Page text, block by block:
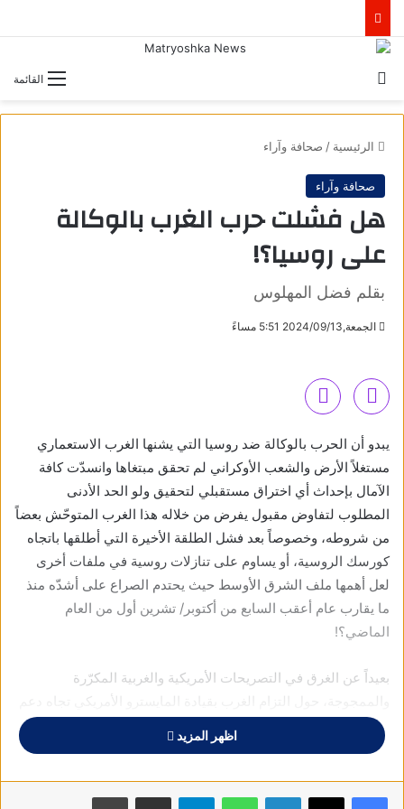
القائمة
الرئيسية / صحافة وآراء
صحافة وآراء
هل فشلت حرب الغرب بالوكالة
على روسيا؟!
بقلم فضل المهلوس
الجمعة,2024/09/13 5:51 مساءً
يبدو أن الحرب بالوكالة ضد روسيا التي يشنها الغرب الاستعماري
مستغلاً الأرض والشعب الأوكراني لم تحقق مبتغاها وانسدّت كافة
الآمال بإحداث أي اختراق مستقبلي لتحقيق ولو الحد الأدنى
المطلوب لتفاوض مقبول يفرض من خلاله هذا الغرب المتوحّش بعضاً
من شروطه، وخصوصاً بعد فشل الطلقة الأخيرة التي أطلقها باتجاه
كورسك الروسية، أو يساوم على تنازلات روسية في ملفات أخرى
لعل أهمها ملف الشرق الأوسط حيث يحتدم الصراع على أشدّه منذ
ما يقارب عام أعقب السابع من أكتوبر/ تشرين أول من العام
الماضي؟!
بعيداً عن الغرق في التصريحات الأمريكية والغربية المكرّرة
والممجوجة، حول التزام الغرب بقيادة المايسترو الأمريكي تجاه دعم
نظامها النازي في كييف اللامحدود حتى آخر جندي أوكراني، والإمداد
التسليحي النوعي بأحدث الأسلحة والمعدات العسكرية الهجومية منها
أحدث وسائل تكنولوجيا المعلومات، والتي حالت دون حسم سريع في
اظهر المزيد
فيسبوك لينكدإن واتساب